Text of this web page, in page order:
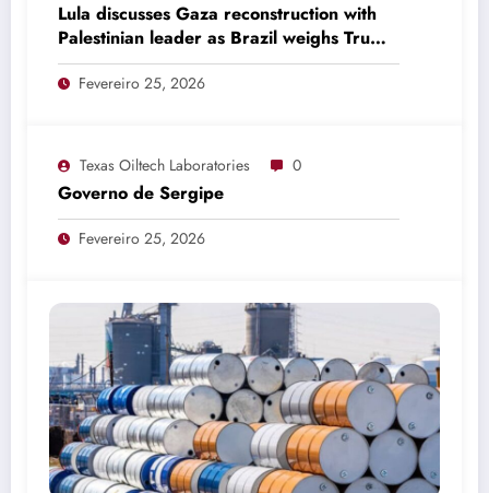
Lula discusses Gaza reconstruction with
Palestinian leader as Brazil weighs Trump
invitation
Fevereiro 25, 2026
Texas Oiltech Laboratories 0
Governo de Sergipe
Fevereiro 25, 2026